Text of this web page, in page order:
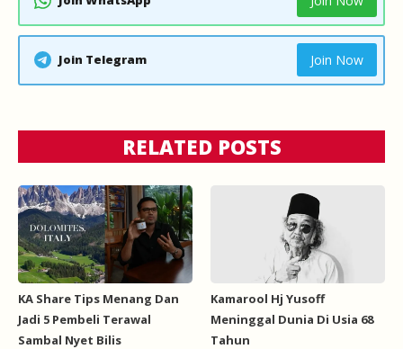
Join Telegram Join Now
RELATED POSTS
KA Share Tips Menang Dan
Jadi 5 Pembeli Terawal
Sambal Nyet Bilis
Kamarool Hj Yusoff
Meninggal Dunia Di Usia 68
Tahun